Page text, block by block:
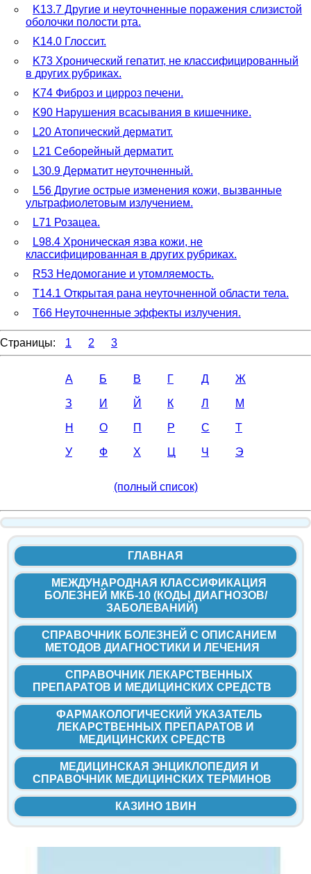
K13.7 Другие и неуточненные поражения слизистой
оболочки полости рта.
K14.0 Глоссит.
K73 Хронический гепатит, не классифицированный
в других рубриках.
K74 Фиброз и цирроз печени.
K90 Нарушения всасывания в кишечнике.
L20 Атопический дерматит.
L21 Себорейный дерматит.
L30.9 Дерматит неуточненный.
L56 Другие острые изменения кожи, вызванные
ультрафиолетовым излучением.
L71 Розацеа.
L98.4 Хроническая язва кожи, не
классифицированная в других рубриках.
R53 Недомогание и утомляемость.
T14.1 Открытая рана неуточненной области тела.
T66 Неуточненные эффекты излучения.
Страницы: 1 2 3
А Б В Г Д Ж
З И Й К Л М
Н О П Р С Т
У Ф Х Ц Ч Э
(полный список)
ГЛАВНАЯ
МЕЖДУНАРОДНАЯ КЛАССИФИКАЦИЯ
БОЛЕЗНЕЙ МКБ-10 (КОДЫ ДИАГНОЗОВ/
ЗАБОЛЕВАНИЙ)
СПРАВОЧНИК БОЛЕЗНЕЙ С ОПИСАНИЕМ
МЕТОДОВ ДИАГНОСТИКИ И ЛЕЧЕНИЯ
СПРАВОЧНИК ЛЕКАРСТВЕННЫХ
ПРЕПАРАТОВ И МЕДИЦИНСКИХ СРЕДСТВ
ФАРМАКОЛОГИЧЕСКИЙ УКАЗАТЕЛЬ
ЛЕКАРСТВЕННЫХ ПРЕПАРАТОВ И
МЕДИЦИНСКИХ СРЕДСТВ
МЕДИЦИНСКАЯ ЭНЦИКЛОПЕДИЯ И
СПРАВОЧНИК МЕДИЦИНСКИХ ТЕРМИНОВ
КАЗИНО 1ВИН